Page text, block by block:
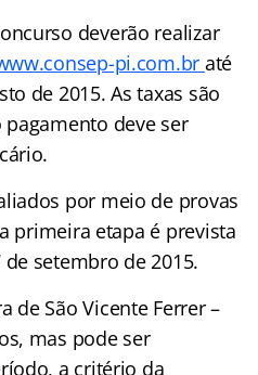
deverão realizar
pi.com.br até
de 2015. As taxas são
pagamento deve ser
por meio de provas
primeira etapa é prevista
setembro de 2015.
de São Vicente Ferrer –
mas pode ser
a critério da